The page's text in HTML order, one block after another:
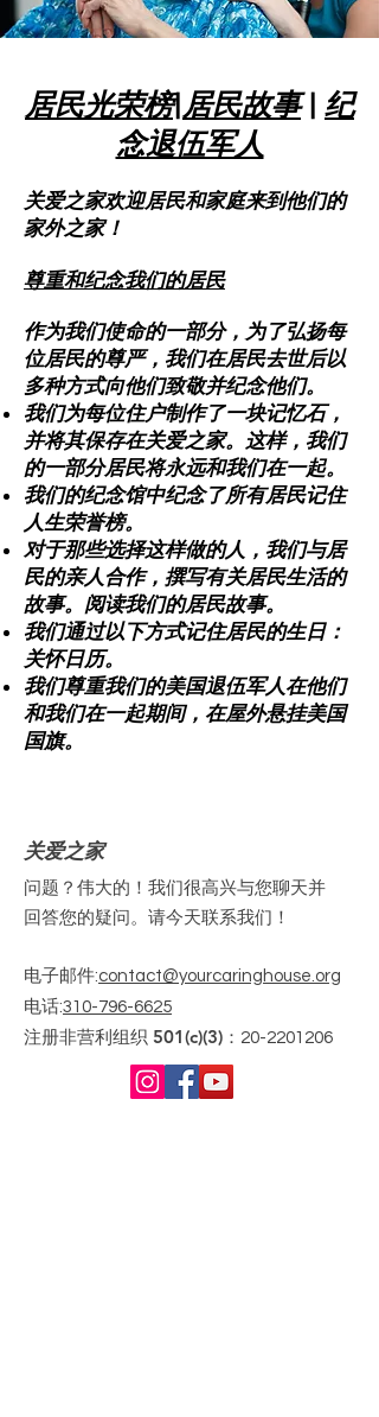
居民光荣榜|居民故事| 纪
念退伍军人
关爱之家欢迎居民和家庭来到他们的
家外之家！
尊重和纪念我们的居民
作为我们使命的一部分，为了弘扬每
位居民的尊严，我们在居民去世后以
多种方式向他们致敬并纪念他们。
我们为每位住户制作了一块记忆石，
并将其保存在关爱之家。这样，我们
的一部分居民将永远和我们在一起。
我们的纪念馆中纪念了所有居民记住
人生荣誉榜。
对于那些选择这样做的人，我们与居
民的亲人合作，撰写有关居民生活的
故事。 阅读我们的居民故事。
我们通过以下方式记住居民的生日：
关怀日历。
我们尊重我们的美国退伍军人在他们
和我们在一起期间，在屋外悬挂美国
国旗。
关爱之家
问题？伟大的！我们很高兴与您聊天并
回答您的疑问。请今天联系我们！
电子邮件:contact@yourcaringhouse.org
电话:310-796-6625
注册非营利组织 501(c)(3)： 20-2201206